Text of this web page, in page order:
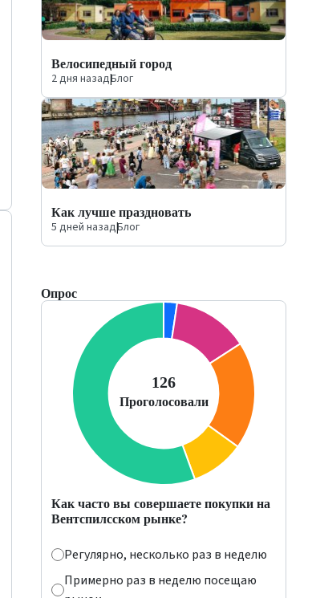
Велосипедный город
2 дня назад|Блог
Как лучше праздновать
5 дней назад|Блог
Опрос
Как часто вы совершаете покупки на
Вентспилсском рынке?
Регулярно, несколько раз в неделю
Примерно раз в неделю посещаю